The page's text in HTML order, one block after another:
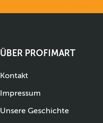
ÜBER PROFIMART
Kontakt
Impressum
Unsere Geschichte